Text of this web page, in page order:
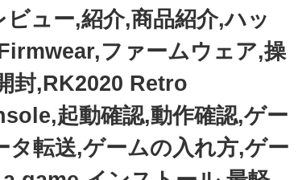
ュー,紹介,商品紹介,ハッ
ファームウェア,操
封,RK2020 Retro
起動確認,動作確認,ゲー
タ転送,ゲームの入れ方,ゲー